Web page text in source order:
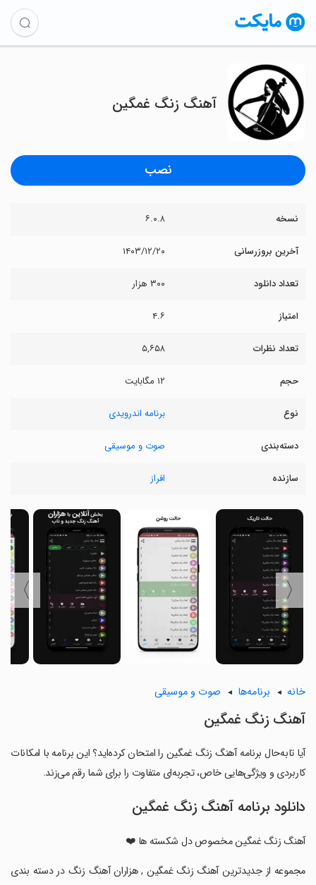
آهنگ زنگ غمگین
نصب
نسخه ۶.۰.۸
آخرین بروزرسانی ۱۴۰۳/۱۲/۲۰
تعداد دانلود ۳۰۰ هزار
امتیاز ۴.۶
تعداد نظرات ۵,۶۵۸
حجم ۱۲ مگابایت
نوع برنامه اندرویدی
دسته‌بندی صوت و موسیقی
سازنده افراز
〈
〉
خانه برنامه‌ها صوت و موسیقی
آهنگ زنگ غمگین
آیا تابه‌حال برنامه آهنگ زنگ غمگین را امتحان کرده‌اید؟ این برنامه با امکانات
کاربردی و ویژگی‌هایی خاص، تجربه‌ای متفاوت را برای شما رقم می‌زند.
دانلود برنامه آهنگ زنگ غمگین
آهنگ زنگ غمگین مخصوص دل شکسته ها ❤️
‏مجموعه از جدیدترین آهنگ زنگ غمگین , هزاران آهنگ زنگ در دسته بندی